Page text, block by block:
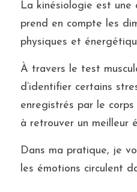
La kinésiologie est une
prend en compte les
physiques et
À travers le test
d’identifier certains
enregistrés par le
à retrouver un meilleur
Dans ma pratique, je
les émotions circulent